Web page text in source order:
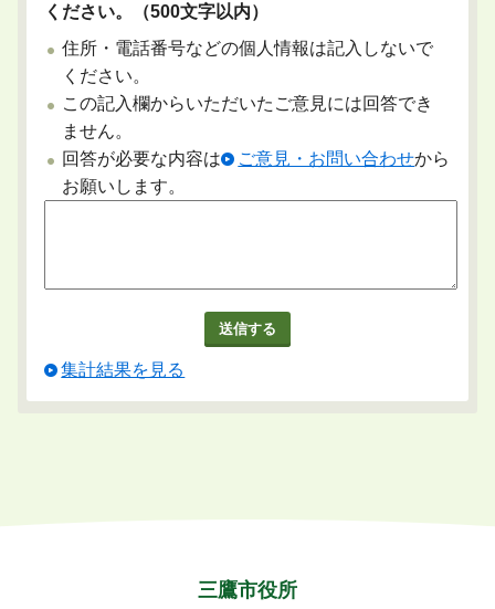
ください。（500文字以内）
住所・電話番号などの個人情報は記入しないで
ください。
この記入欄からいただいたご意見には回答でき
ません。
回答が必要な内容は
ご意見・お問い合わせから
お願いします。
集計結果を見る
三鷹市役所